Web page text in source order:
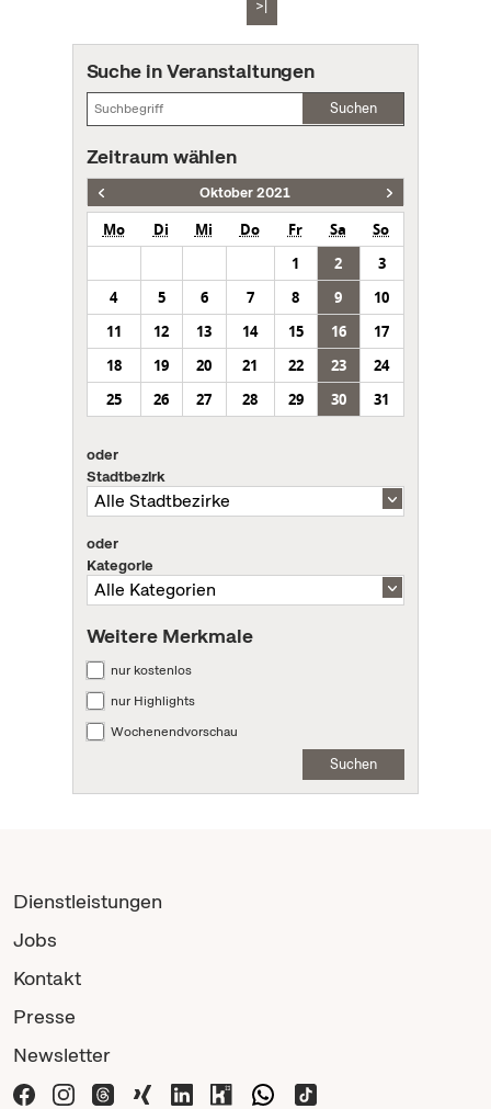
>|
Suche in Veranstaltungen
Suchen
Zeitraum wählen
Oktober 2021
Mo Di Mi Do Fr Sa
So
1
2
3
4
5 6 7 8 9
10
11
12 13 14 15 16
17
18
19 20 21 22 23
24
25
26 27 28 29 30 31
oder
Stadtbezirk
oder
Kategorie
Weitere Merkmale
nur kostenlos
nur Highlights
Wochenendvorschau
Suchen
Dienstleistungen
Jobs
Kontakt
Presse
Newsletter